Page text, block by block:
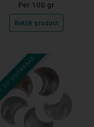
Per 100 gr
Bekijk product
VOORRAAD